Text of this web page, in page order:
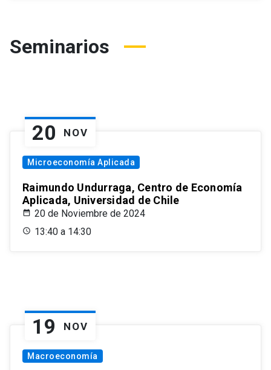
Seminarios
20 NOV
Microeconomía Aplicada
Raimundo Undurraga, Centro de Economía
Aplicada, Universidad de Chile
20 de Noviembre de 2024
13:40 a 14:30
19 NOV
Macroeconomía